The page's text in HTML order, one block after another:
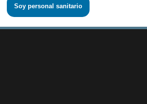
Soy personal sanitario